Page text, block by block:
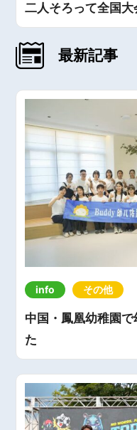
二人そろって全国大
最新記事
info その他
中国・鳳凰幼稚園
た